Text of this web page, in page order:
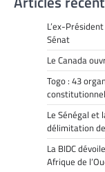
L’ex-
Sénat
Le Canada
Togo : 43
Le Sénégal et
délimitation
La BIDC
Afrique de